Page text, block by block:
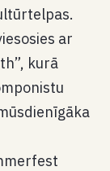
ar
kurā